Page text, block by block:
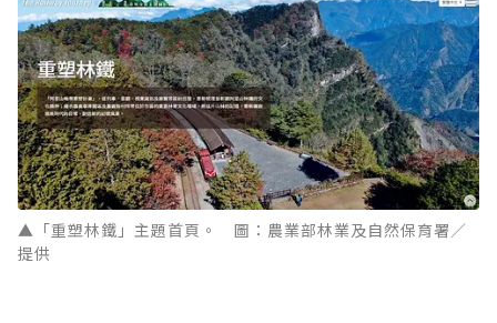
▲「重塑林鐵」主題首頁。 圖：農業部林業及自然保育署／
提供